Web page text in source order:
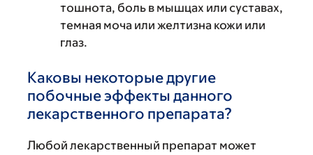
тошнота, боль в мышцах или суставах,
темная моча или желтизна кожи или
глаз.
Каковы некоторые другие
побочные эффекты данного
лекарственного препарата?
Любой лекарственный препарат может